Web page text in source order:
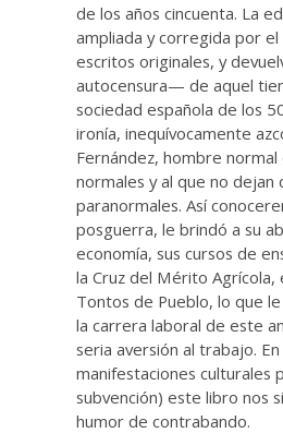
de los años cincuenta. La
ampliada y corregida por
escritos originales, y
autocensura— de aquel
sociedad española de los
ironía, inequívocamente
Fernández, hombre
normales y al que no
paranormales. Así
posguerra, le brindó a su
economía, sus cursos de
la Cruz del Mérito
Tontos de Pueblo, lo que
la carrera laboral de este
seria aversión al trabajo.
manifestaciones culturales
subvención) este libro nos
humor de contrabando.